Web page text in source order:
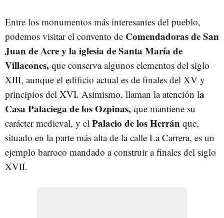
Entre los monumentos más interesantes del pueblo,
podemos visitar el convento de Comendadoras de San
Juan de Acre y la iglesia de Santa María de
Villacones, que conserva algunos elementos del siglo
XIII, aunque el edificio actual es de finales del XV y
principios del XVI. Asimismo, llaman la atención la
Casa Palaciega de los Ozpinas, que mantiene su
carácter medieval, y el Palacio de los Herrán que,
situado en la parte más alta de la calle La Carrera, es un
ejemplo barroco mandado a construir a finales del siglo
XVII.